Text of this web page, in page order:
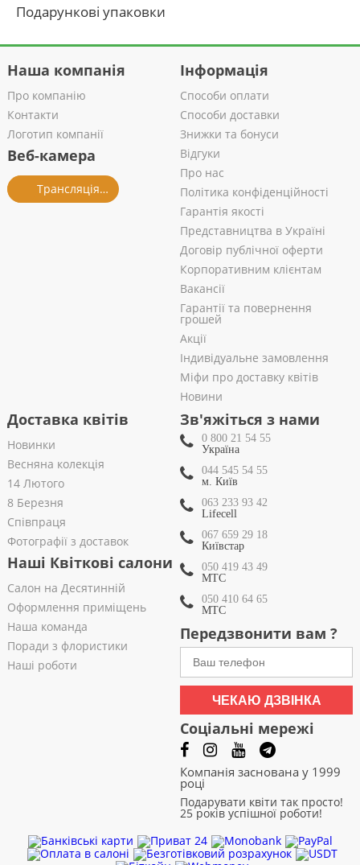
Подарункові упаковки
Наша компанія
Про компанію
Контакти
Логотип компанії
Веб-камера
Трансляція із салону
Інформація
Способи оплати
Способи доставки
Знижки та бонуси
Відгуки
Про нас
Політика конфіденційності
Гарантія якості
Представництва в Україні
Договір публічної оферти
Корпоративним клієнтам
Вакансії
Гарантії та повернення
грошей
Акції
Індивідуальне замовлення
Міфи про доставку квітів
Новини
Доставка квітів
Новинки
Весняна колекція
14 Лютого
8 Березня
Співпраця
Фотографії з доставок
Наші Квіткові салони
Салон на Десятинній
Оформлення приміщень
Наша команда
Поради з флористики
Наші роботи
Зв'яжіться з нами
0 800 21 54 55
Україна
044 545 54 55
м. Київ
063 233 93 42
Lifecell
067 659 29 18
Київстар
050 419 43 49
МТС
050 410 64 65
МТС
Передзвонити вам ?
ЧЕКАЮ ДЗВІНКА
Соціальні мережі
Компанія заснована у 1999
році
Подарувати квіти так просто!
25 років успішної роботи!